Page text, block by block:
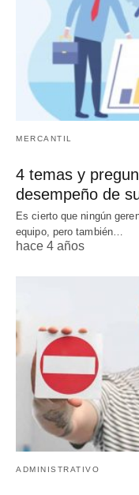
MERCANTIL
4 temas y
desempeño de
Es cierto que ningún
equipo, pero también…
hace 4 años
ADMINISTRATIVO